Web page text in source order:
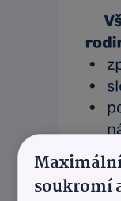
soukromí